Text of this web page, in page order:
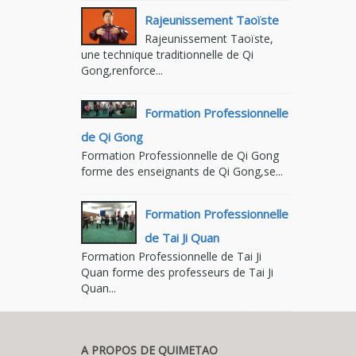
Rajeunissement Taoïste
Rajeunissement Taoïste,
une technique traditionnelle de Qi
Gong,renforce...
Formation Professionnelle
de Qi Gong
Formation Professionnelle de Qi Gong
forme des enseignants de Qi Gong,se...
Formation Professionnelle
de Tai Ji Quan
Formation Professionnelle de Tai Ji
Quan forme des professeurs de Tai Ji
Quan...
A PROPOS DE QUIMETAO